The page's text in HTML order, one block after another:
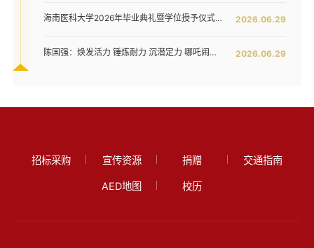
2026.06.29
海南医科大学2026年毕业典礼暨学位授予仪式举行
2026.06.29
陈国强：焕发活力 锤炼耐力 沉潜定力 哪吒闹海拓新程——在海南医科大学2026年毕业典礼上的讲话
招标采购 宣传资源 捐赠 交通指南
AED地图 校历